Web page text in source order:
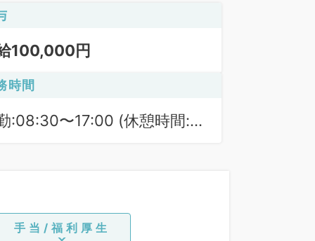
100,000円
時間
:08:30〜17:00 (休憩時間:
手当/福利厚生